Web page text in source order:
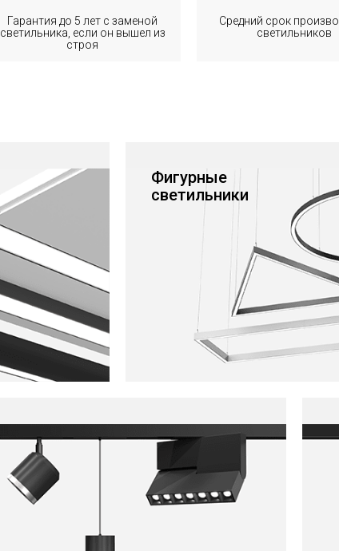
Гарантия до 5 лет с заменой
светильника, если он вышел из
строя
Средний срок
светильников
Фигурные
светильники